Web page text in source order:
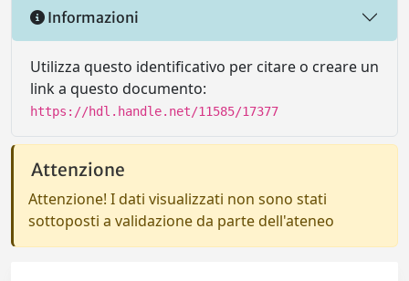
Informazioni
Utilizza questo identificativo per citare o creare un
link a questo documento:
https://hdl.handle.net/11585/17377
Attenzione
Attenzione! I dati visualizzati non sono stati
sottoposti a validazione da parte dell'ateneo